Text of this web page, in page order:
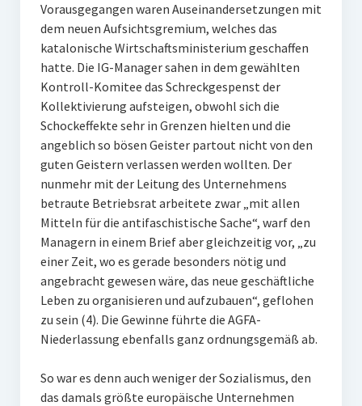
Vorausgegangen waren Auseinandersetzungen mit
dem neuen Aufsichtsgremium, welches das
katalonische Wirtschaftsministerium geschaffen
hatte. Die IG-Manager sahen in dem gewählten
Kontroll-Komitee das Schreckgespenst der
Kollektivierung aufsteigen, obwohl sich die
Schockeffekte sehr in Grenzen hielten und die
angeblich so bösen Geister partout nicht von den
guten Geistern verlassen werden wollten. Der
nunmehr mit der Leitung des Unternehmens
betraute Betriebsrat arbeitete zwar „mit allen
Mitteln für die antifaschistische Sache“, warf den
Managern in einem Brief aber gleichzeitig vor, „zu
einer Zeit, wo es gerade besonders nötig und
angebracht gewesen wäre, das neue geschäftliche
Leben zu organisieren und aufzubauen“, geflohen
zu sein (4). Die Gewinne führte die AGFA-
Niederlassung ebenfalls ganz ordnungsgemäß ab.
So war es denn auch weniger der Sozialismus, den
das damals größte europäische Unternehmen